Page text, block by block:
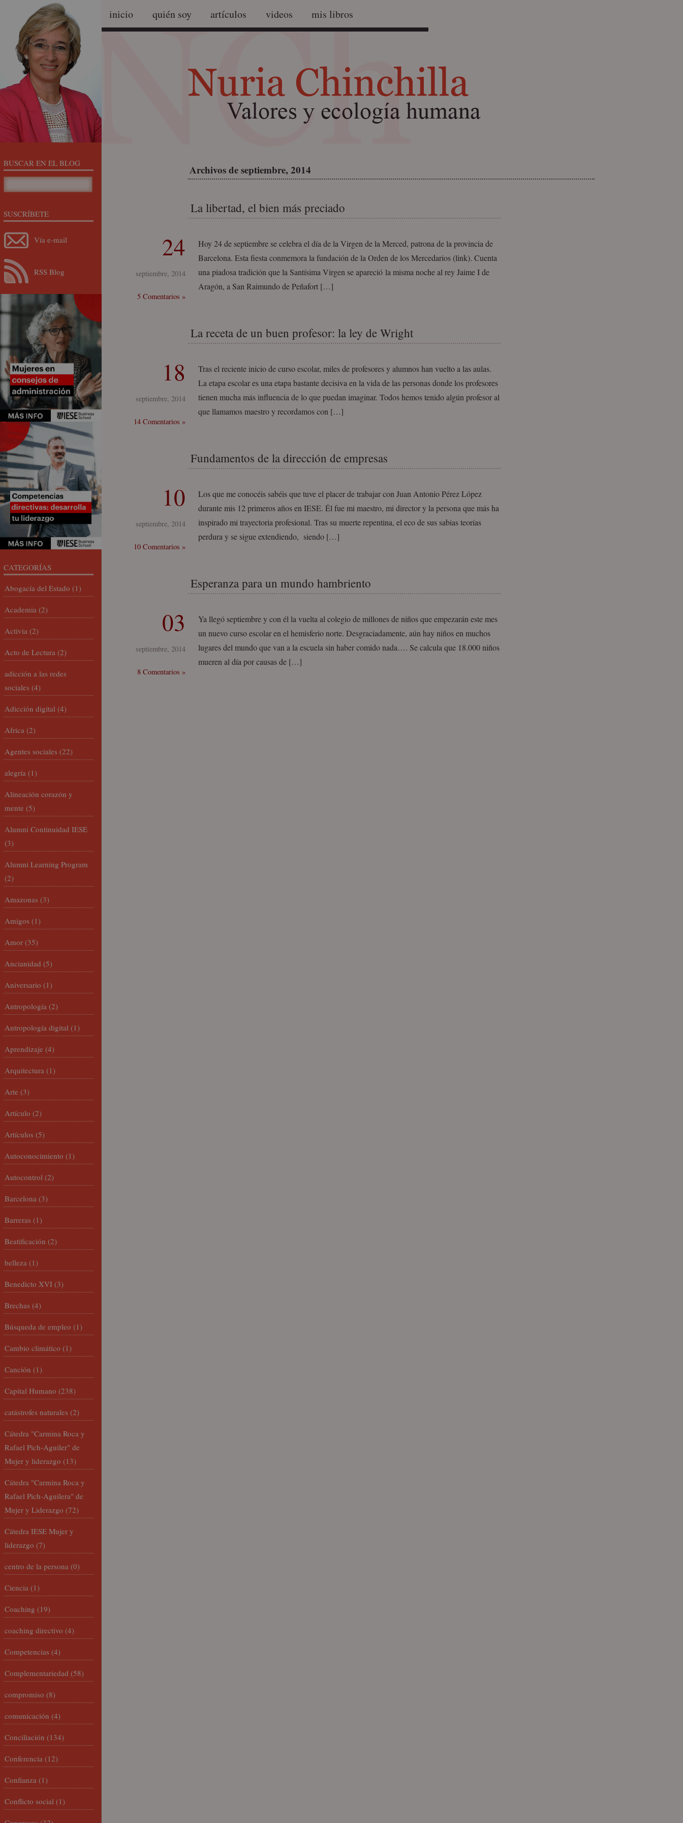
inicio quién soy artículos videos mis libros
Archivos de septiembre, 2014
La libertad, el bien más preciado
24
septiembre, 2014
5 Comentarios »
Hoy 24 de septiembre se celebra el día de la Virgen de la Merced, patrona de la provincia de
Barcelona. Esta fiesta conmemora la fundación de la Orden de los Mercedarios (link). Cuenta
una piadosa tradición que la Santísima Virgen se apareció la misma noche al rey Jaime I de
Aragón, a San Raimundo de Peñafort […]
La receta de un buen profesor: la ley de Wright
18
septiembre, 2014
14 Comentarios »
Tras el reciente inicio de curso escolar, miles de profesores y alumnos han vuelto a las aulas.
La etapa escolar es una etapa bastante decisiva en la vida de las personas donde los profesores
tienen mucha más influencia de lo que puedan imaginar. Todos hemos tenido algún profesor al
que llamamos maestro y recordamos con […]
Fundamentos de la dirección de empresas
10
septiembre, 2014
10 Comentarios »
Los que me conocéis sabéis que tuve el placer de trabajar con Juan Antonio Pérez López
durante mis 12 primeros años en IESE. Él fue mi maestro, mi director y la persona que más ha
inspirado mi trayectoria profesional. Tras su muerte repentina, el eco de sus sabias teorías
perdura y se sigue extendiendo, siendo […]
Esperanza para un mundo hambriento
03
septiembre, 2014
8 Comentarios »
Ya llegó septiembre y con él la vuelta al colegio de millones de niños que empezarán este mes
un nuevo curso escolar en el hemisferio norte. Desgraciadamente, aún hay niños en muchos
lugares del mundo que van a la escuela sin haber comido nada…. Se calcula que 18.000 niños
mueren al día por causas de […]
BUSCAR EN EL BLOG
SUSCRÍBETE
Vía e-mail
RSS Blog
CATEGORÍAS
Abogacía del Estado (1)
Academia (2)
Activia (2)
Acto de Lectura (2)
adicción a las redes
sociales (4)
Adicción digital (4)
Africa (2)
Agentes sociales (22)
alegría (1)
Alineación corazón y
mente (5)
Alumni Continuidad IESE
(3)
Alumni Learning Program
(2)
Amazonas (3)
Amigos (1)
Amor (35)
Ancianidad (5)
Aniversario (1)
Antropología (2)
Antropología digital (1)
Aprendizaje (4)
Arquitectura (1)
Arte (3)
Artículo (2)
Artículos (5)
Autoconocimiento (1)
Autocontrol (2)
Barcelona (3)
Barreras (1)
Beatificación (2)
belleza (1)
Benedicto XVI (3)
Brechas (4)
Búsqueda de empleo (1)
Cambio climático (1)
Canción (1)
Capital Humano (238)
catástrofes naturales (2)
Cátedra "Carmina Roca y
Rafael Pich-Aguiler" de
Mujer y liderazgo (13)
Cátedra "Carmina Roca y
Rafael Pich-Aguilera" de
Mujer y Liderazgo (72)
Cátedra IESE Mujer y
liderazgo (7)
centro de la persona (0)
Ciencia (1)
Coaching (19)
coaching directivo (4)
Competencias (4)
Complementariedad (58)
compromiso (8)
comunicación (4)
Conciliación (134)
Conferencia (12)
Confianza (1)
Conflicto social (1)